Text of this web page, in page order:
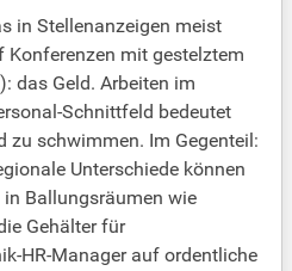
in Stellenanzeigen meist
mit gestelztem
das Geld. Arbeiten im
Schnittfeld bedeutet
zu schwimmen. Im Gegenteil:
Unterschiede können
Ballungsräumen wie
Gehälter für
HR-Manager auf ordentliche